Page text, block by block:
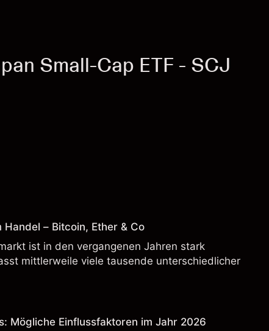
Small-Cap ETF - SCJ
– Bitcoin, Ether & Co
ist in den vergangenen Jahren stark
mittlerweile viele tausende unterschiedlicher
Mögliche Einflussfaktoren im Jahr 2026